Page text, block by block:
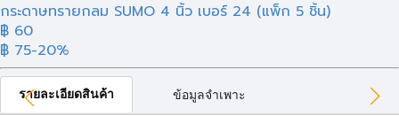
กระดาษทรายกลม SUMO 4 นิ้ว เบอร์ 24 (แพ็ก 5 ชิ้น)
฿ 60
฿ 75-20%
รายละเอียดสินค้า ข้อมูลจำเพาะ